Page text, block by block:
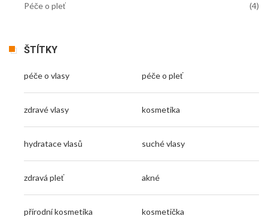
Péče o pleť (4)
ŠTÍTKY
péče o vlasy péče o pleť
zdravé vlasy kosmetika
hydratace vlasů suché vlasy
zdravá pleť akné
přírodní kosmetika kosmetička